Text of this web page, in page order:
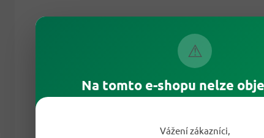
⚠
Na tomto e-shopu nelze
Vážení zákazníci,